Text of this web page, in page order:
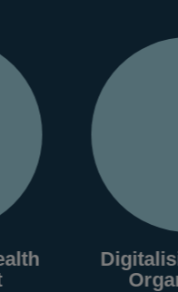
Digitalisierung
Organisation